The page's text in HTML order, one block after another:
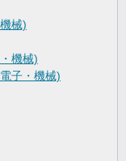
械)
機械)
子・機械)